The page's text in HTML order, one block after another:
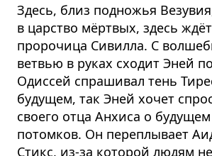
Здесь, близ подножья
в царство мёртвых, здесь
пророчица Сивилла. С
ветвью в руках сходит Эней
Одиссей спрашивал тень
будущем, так Эней хочет
своего отца Анхиса о
потомков. Он переплывает
Стикс, из-за которой людям